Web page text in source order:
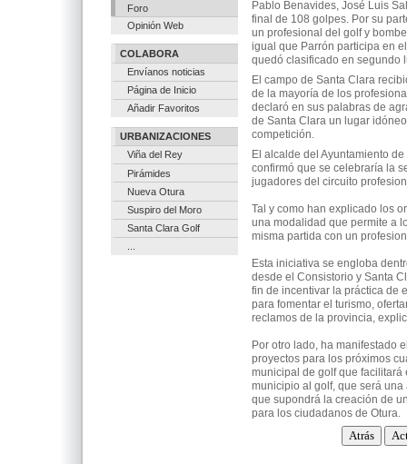
Foro
Opinión Web
COLABORA
Envíanos noticias
Página de Inicio
Añadir Favoritos
URBANIZACIONES
Viña del Rey
Pirámides
Nueva Otura
Suspiro del Moro
Santa Clara Golf
Pablo Benavides, José Luis
final de 108 golpes. Por su
un profesional del golf y
igual que Parrón participa en
quedó clasificado en segundo
El campo de Santa Clara
de la mayoría de los
declaró en sus palabras de
de Santa Clara un lugar
competición.
El alcalde del Ayuntamiento
confirmó que se celebraría la
jugadores del circuito
Tal y como han explicado los
una modalidad que permite a
misma partida con un
Esta iniciativa se engloba
desde el Consistorio y Santa
fin de incentivar la práctica de
para fomentar el turismo,
reclamos de la provincia,
Por otro lado, ha manifestado
proyectos para los próximos
municipal de golf que
municipio al golf, que será
que supondrá la creación de
para los ciudadanos de Otura.